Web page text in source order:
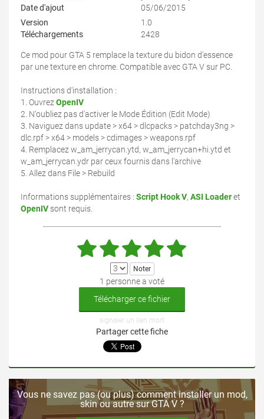
Date d'ajout
05/06/2015
Version
1.0
Téléchargements
2428
Ce mod pour GTA 5 remplace la texture du bidon d'essence
par une texture en chrome. Compatible avec GTA V sur PC.
Instructions d'installation :
1. Ouvrez OpenIV
2. N'oubliez pas d'activer le Mode Édition (Edit Mode)
3. Naviguez dans update > x64 > dlcpacks > patchday3ng >
dlc.rpf > x64 > models > cdimages > weapons.rpf
4. Remplacez w_am_jerrycan.ytd, w_am_jerrycan+hi.ytd et
w_am_jerrycan.ydr par ceux fournis dans l'archive
5. Allez dans File > Rebuild
Informations supplémentaires : Script Hook V, ASI Loaderet
OpenIV sont requis.
1 personne a voté
Télécharger ce fichier
signaler un lien mort
Partager cette fiche
Vous ne savez pas (ou plus) comment installer un mod,
skin ou autre sur GTA V ?